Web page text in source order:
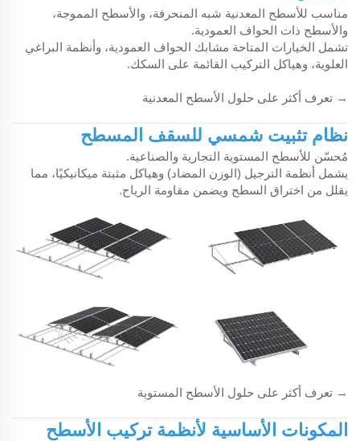
مناسب للأسطح المعدنية شبه المنحرفة، والأسطح المموجة،
والأسطح ذات الحواف العمودية.
تشمل الخيارات المتاحة مشابك الحواف العمودية، وأنظمة البراغي
العلوية، وهياكل التركيب القائمة على السكك.
→ تعرف أكثر على حلول الأسطح المعدنية
نظام تثبيت شمسي للسقف المسطح
مُحسّن للأسطح المستوية التجارية والصناعية.
يشمل أنظمة الترجيل (الوزن المضاد) وهياكل مثبتة ميكانيكيًا، مما
يقلل من اختراق السطح ويضمن مقاومة الرياح.
→ تعرف أكثر على حلول الأسطح المستوية
المكونات الأساسية لأنظمة تركيب الأسطح